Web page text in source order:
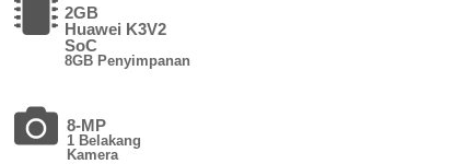
2GB
Huawei K3V2
SoC
8GB Penyimpanan
8-MP
1 Belakang
Kamera